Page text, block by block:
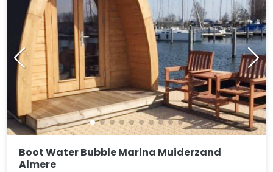
Boot Water Bubble Marina Muiderzand
Almere